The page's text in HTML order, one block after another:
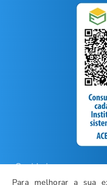
Para melhorar a sua
Ouvidoria